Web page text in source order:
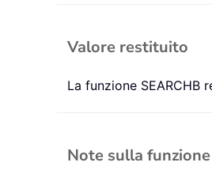
Valore restituito
La funzione SEARCHB
Note sulla funzione